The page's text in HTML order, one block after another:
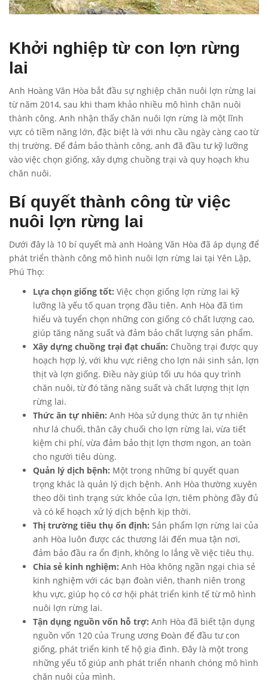
Khởi nghiệp từ con lợn rừng
lai
Anh Hoàng Văn Hòa bắt đầu sự nghiệp chăn nuôi lợn rừng lai
từ năm 2014, sau khi tham khảo nhiều mô hình chăn nuôi
thành công. Anh nhận thấy chăn nuôi lợn rừng là một lĩnh
vực có tiềm năng lớn, đặc biệt là với nhu cầu ngày càng cao từ
thị trường. Để đảm bảo thành công, anh đã đầu tư kỹ lưỡng
vào việc chọn giống, xây dựng chuồng trại và quy hoạch khu
chăn nuôi.
Bí quyết thành công từ việc
nuôi lợn rừng lai
Dưới đây là 10 bí quyết mà anh Hoàng Văn Hòa đã áp dụng để
phát triển thành công mô hình nuôi lợn rừng lai tại Yên Lập,
Phú Thọ:
Lựa chọn giống tốt: Việc chọn giống lợn rừng lai kỹ
lưỡng là yếu tố quan trọng đầu tiên. Anh Hòa đã tìm
hiểu và tuyển chọn những con giống có chất lượng cao,
giúp tăng năng suất và đảm bảo chất lượng sản phẩm.
Xây dựng chuồng trại đạt chuẩn: Chuồng trại được quy
hoạch hợp lý, với khu vực riêng cho lợn nái sinh sản, lợn
thịt và lợn giống. Điều này giúp tối ưu hóa quy trình
chăn nuôi, từ đó tăng năng suất và chất lượng thịt lợn
rừng lai.
Thức ăn tự nhiên: Anh Hòa sử dụng thức ăn tự nhiên
như lá chuối, thân cây chuối cho lợn rừng lai, vừa tiết
kiệm chi phí, vừa đảm bảo thịt lợn thơm ngon, an toàn
cho người tiêu dùng.
Quản lý dịch bệnh: Một trong những bí quyết quan
trọng khác là quản lý dịch bệnh. Anh Hòa thường xuyên
theo dõi tình trạng sức khỏe của lợn, tiêm phòng đầy đủ
và có kế hoạch xử lý dịch bệnh kịp thời.
Thị trường tiêu thụ ổn định: Sản phẩm lợn rừng lai của
anh Hòa luôn được các thương lái đến mua tận nơi,
đảm bảo đầu ra ổn định, không lo lắng về việc tiêu thụ.
Chia sẻ kinh nghiệm: Anh Hòa không ngần ngại chia sẻ
kinh nghiệm với các bạn đoàn viên, thanh niên trong
khu vực, giúp họ có cơ hội phát triển kinh tế từ mô hình
nuôi lợn rừng lai.
Tận dụng nguồn vốn hỗ trợ: Anh Hòa đã biết tận dụng
nguồn vốn 120 của Trung ương Đoàn để đầu tư con
giống, phát triển kinh tế hộ gia đình. Đây là một trong
những yếu tố giúp anh phát triển nhanh chóng mô hình
chăn nuôi của mình.